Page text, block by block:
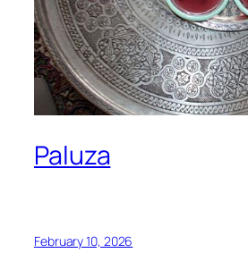
Paluza
February 10, 2026